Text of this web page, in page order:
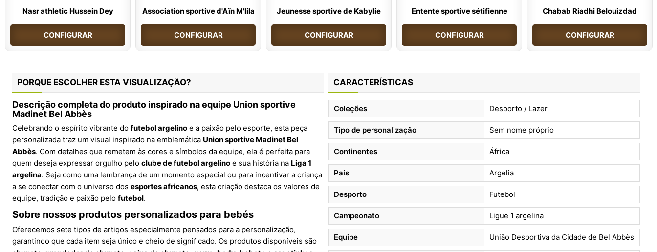
Nasr athletic Hussein Dey
CONFIGURAR
Association sportive d'Aïn M'lila
CONFIGURAR
Jeunesse sportive de Kabylie
CONFIGURAR
Entente sportive sétifienne
CONFIGURAR
Chabab Riadhi Belouizdad
CONFIGURAR
PORQUE ESCOLHER ESTA VISUALIZAÇÃO?
Descrição completa do produto inspirado na equipe Union sportive
Madinet Bel Abbès
Celebrando o espírito vibrante do futebol argelino e a paixão pelo esporte, esta peça
personalizada traz um visual inspirado na emblemática Union sportive Madinet Bel
Abbès. Com detalhes que remetem às cores e símbolos da equipe, ela é perfeita para
quem deseja expressar orgulho pelo clube de futebol argelino e sua história na Liga 1
argelina. Seja como uma lembrança de um momento especial ou para incentivar a criança
a se conectar com o universo dos esportes africanos, esta criação destaca os valores de
equipe, tradição e paixão pelo futebol.
Sobre nossos produtos personalizados para bebés
Oferecemos sete tipos de artigos especialmente pensados para a personalização,
garantindo que cada item seja único e cheio de significado. Os produtos disponíveis são
CARACTERÍSTICAS
Coleções Desporto / Lazer
Tipo de personalização Sem nome próprio
Continentes África
País Argélia
Desporto Futebol
Campeonato Ligue 1 argelina
Equipe União Desportiva da Cidade de Bel Abbès